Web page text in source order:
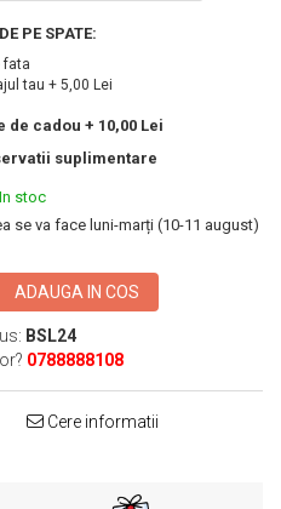
PE SPATE:
fata
tau + 5,00 Lei
de cadou + 10,00 Lei
suplimentare
In stoc
se va face luni-marți (10-11 august)
ADAUGA IN COS
BSL24
0788888108
Cere informatii